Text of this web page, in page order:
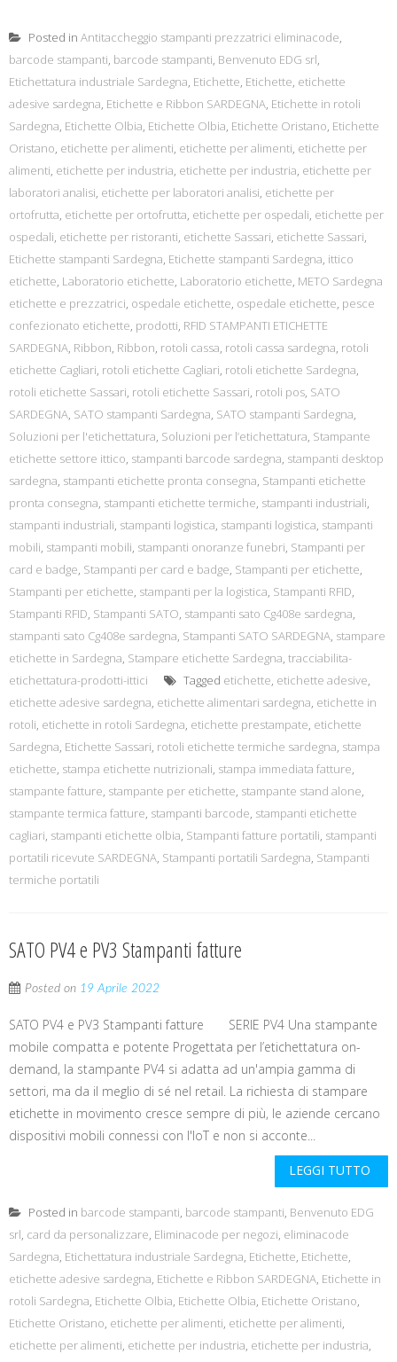
Posted in Antitaccheggio stampanti prezzatrici eliminacode,
barcode stampanti, barcode stampanti, Benvenuto EDG srl,
Etichettatura industriale Sardegna, Etichette, Etichette, etichette
adesive sardegna, Etichette e Ribbon SARDEGNA, Etichette in rotoli
Sardegna, Etichette Olbia, Etichette Olbia, Etichette Oristano, Etichette
Oristano, etichette per alimenti, etichette per alimenti, etichette per
alimenti, etichette per industria, etichette per industria, etichette per
laboratori analisi, etichette per laboratori analisi, etichette per
ortofrutta, etichette per ortofrutta, etichette per ospedali, etichette per
ospedali, etichette per ristoranti, etichette Sassari, etichette Sassari,
Etichette stampanti Sardegna, Etichette stampanti Sardegna, ittico
etichette, Laboratorio etichette, Laboratorio etichette, METO Sardegna
etichette e prezzatrici, ospedale etichette, ospedale etichette, pesce
confezionato etichette, prodotti, RFID STAMPANTI ETICHETTE
SARDEGNA, Ribbon, Ribbon, rotoli cassa, rotoli cassa sardegna, rotoli
etichette Cagliari, rotoli etichette Cagliari, rotoli etichette Sardegna,
rotoli etichette Sassari, rotoli etichette Sassari, rotoli pos, SATO
SARDEGNA, SATO stampanti Sardegna, SATO stampanti Sardegna,
Soluzioni per l'etichettatura, Soluzioni per l’etichettatura, Stampante
etichette settore ittico, stampanti barcode sardegna, stampanti desktop
sardegna, stampanti etichette pronta consegna, Stampanti etichette
pronta consegna, stampanti etichette termiche, stampanti industriali,
stampanti industriali, stampanti logistica, stampanti logistica, stampanti
mobili, stampanti mobili, stampanti onoranze funebri, Stampanti per
card e badge, Stampanti per card e badge, Stampanti per etichette,
Stampanti per etichette, stampanti per la logistica, Stampanti RFID,
Stampanti RFID, Stampanti SATO, stampanti sato Cg408e sardegna,
stampanti sato Cg408e sardegna, Stampanti SATO SARDEGNA, stampare
etichette in Sardegna, Stampare etichette Sardegna, tracciabilita-
etichettatura-prodotti-ittici
Tagged etichette, etichette adesive,
etichette adesive sardegna, etichette alimentari sardegna, etichette in
rotoli, etichette in rotoli Sardegna, etichette prestampate, etichette
Sardegna, Etichette Sassari, rotoli etichette termiche sardegna, stampa
etichette, stampa etichette nutrizionali, stampa immediata fatture,
stampante fatture, stampante per etichette, stampante stand alone,
stampante termica fatture, stampanti barcode, stampanti etichette
cagliari, stampanti etichette olbia, Stampanti fatture portatili, stampanti
portatili ricevute SARDEGNA, Stampanti portatili Sardegna, Stampanti
termiche portatili
SATO PV4 e PV3 Stampanti fatture
Posted on 19 Aprile 2022
SATO PV4 e PV3 Stampanti fatture SERIE PV4 Una stampante
mobile compatta e potente Progettata per l’etichettatura on-
demand, la stampante PV4 si adatta ad un'ampia gamma di
settori, ma da il meglio di sé nel retail. La richiesta di stampare
etichette in movimento cresce sempre di più, le aziende cercano
dispositivi mobili connessi con l'IoT e non si acconte...
LEGGI TUTTO
Posted in barcode stampanti, barcode stampanti, Benvenuto EDG
srl, card da personalizzare, Eliminacode per negozi, eliminacode
Sardegna, Etichettatura industriale Sardegna, Etichette, Etichette,
etichette adesive sardegna, Etichette e Ribbon SARDEGNA, Etichette in
rotoli Sardegna, Etichette Olbia, Etichette Olbia, Etichette Oristano,
Etichette Oristano, etichette per alimenti, etichette per alimenti,
etichette per alimenti, etichette per industria, etichette per industria,